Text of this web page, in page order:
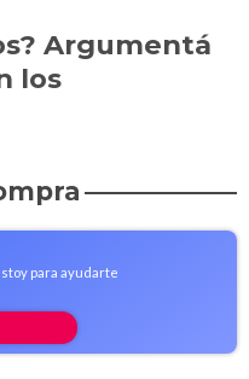
Argumentá
los
para ayudarte